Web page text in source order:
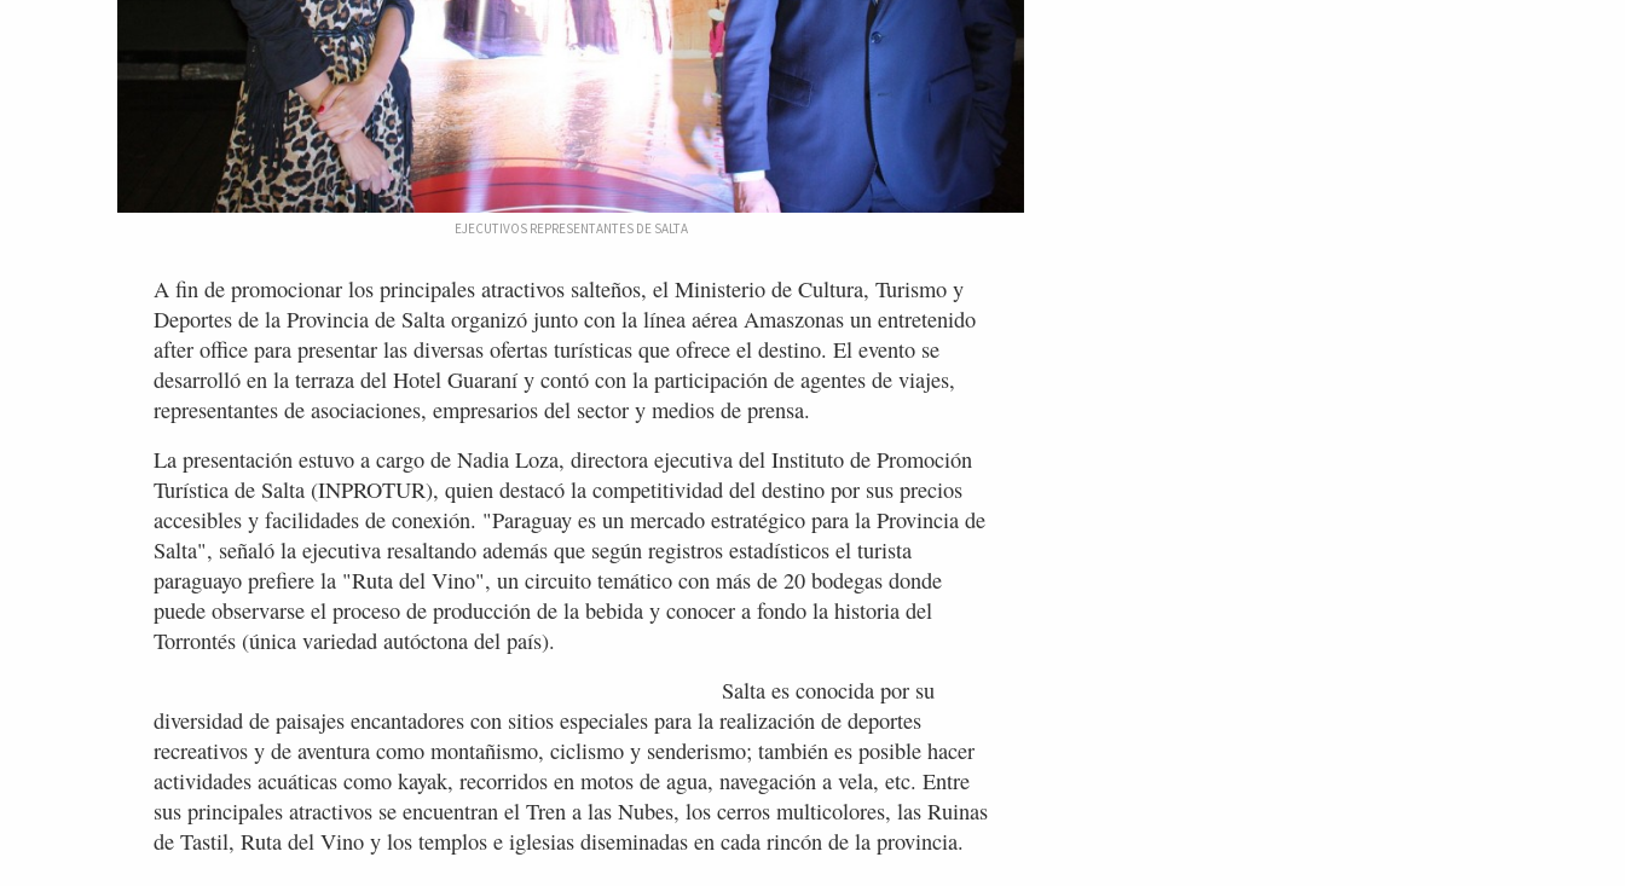
EJECUTIVOS REPRESENTANTES DE SALTA
A fin de promocionar los principales atractivos salteños, el Ministerio de Cultura, Turismo y
Deportes de la Provincia de Salta organizó junto con la línea aérea Amaszonas un entretenido
after office para presentar las diversas ofertas turísticas que ofrece el destino. El evento se
desarrolló en la terraza del Hotel Guaraní y contó con la participación de agentes de viajes,
representantes de asociaciones, empresarios del sector y medios de prensa.
La presentación estuvo a cargo de Nadia Loza, directora ejecutiva del Instituto de Promoción
Turística de Salta (INPROTUR), quien destacó la competitividad del destino por sus precios
accesibles y facilidades de conexión. "Paraguay es un mercado estratégico para la Provincia de
Salta", señaló la ejecutiva resaltando además que según registros estadísticos el turista
paraguayo prefiere la "Ruta del Vino", un circuito temático con más de 20 bodegas donde
puede observarse el proceso de producción de la bebida y conocer a fondo la historia del
Torrontés (única variedad autóctona del país).
Salta es conocida por su
diversidad de paisajes encantadores con sitios especiales para la realización de deportes
recreativos y de aventura como montañismo, ciclismo y senderismo; también es posible hacer
actividades acuáticas como kayak, recorridos en motos de agua, navegación a vela, etc. Entre
sus principales atractivos se encuentran el Tren a las Nubes, los cerros multicolores, las Ruinas
de Tastil, Ruta del Vino y los templos e iglesias diseminadas en cada rincón de la provincia.